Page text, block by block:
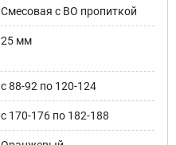
Смесовая с ВО пропиткой
25 мм
с 88-92 по 120-124
с 170-176 по 182-188